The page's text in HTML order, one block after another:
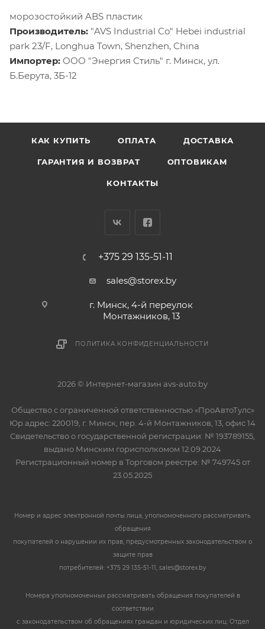
морозостойкий ABS пластик
Производитель: "AVS Industrial Co" Hebei industrial
park 23/F, Longhua Town, Shenzhen, China
Импортер: ООО "Энергия Стиль" г. Минск, ул.
Б.Берута, 3Б-12
КАК КУПИТЬ ОПЛАТА ДОСТАВКА
ГАРАНТИЯ И ВОЗВРАТ ОПТОВИКАМ
КОНТАКТЫ
+375 29 135-51-11
sales@storex.by
г. Минск, 4-й переулок
Монтажников, 13
ПОЛИТИКА КОНФИДЕНЦИАЛЬНОСТИ
2026 © Интернет-магазин avs-auto.by
Общество с ограниченной ответственностью «ПроАвтоТулс»
Юр.адрес: 220019, г. Минск, пер. 4-й Монтажников, 13, офис 14
Свидетельство о государственной регистрации: № 193789155,
выдано Минским горисполкомом 12.09.2024
Регистрационный номер в Торговом реестре: № 749745 от
23.05.2025
Номер и адрес электронной почты лица, уполномоченного рассматривать
обращения
покупателей о нарушении их прав, предусмотренных законодательством о
защите прав
потребителей: +375 29 135-51-11, sales@storex.by
Номера уполномоченных рассматривать обращения покупателей в
соответствии
с законодательством об обращениях граждан и юридических лиц: Отдел